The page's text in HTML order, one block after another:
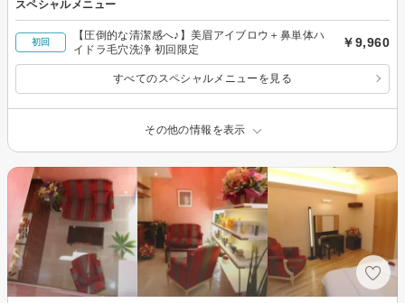
スペシャルメニュー
初回
【圧倒的な清潔感へ♪】美眉アイブロウ＋鼻単体ハ
イドラ毛穴洗浄 初回限定
￥9,960
すべてのスペシャルメニューを見る
その他の情報を表示